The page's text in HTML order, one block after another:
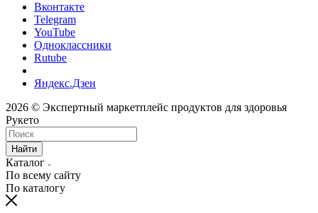
Вконтакте
Telegram
YouTube
Одноклассники
Rutube
Яндекс.Дзен
2026 © Экспертный маркетплейс продуктов для здоровья
Рукето
Найти
Каталог
По всему сайту
По каталогу